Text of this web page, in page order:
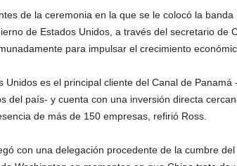
de la ceremonia en la que se le colocó la
de Estados Unidos, a través del secretario de
para impulsar el crecimiento
Unidos es el principal cliente del Canal de
del país- y cuenta con una inversión directa
de más de 150 empresas, refirió Ross.
con una delegación procedente de la cumbre